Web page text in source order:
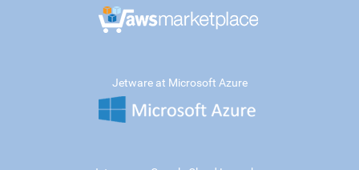
Jetware at Microsoft Azure